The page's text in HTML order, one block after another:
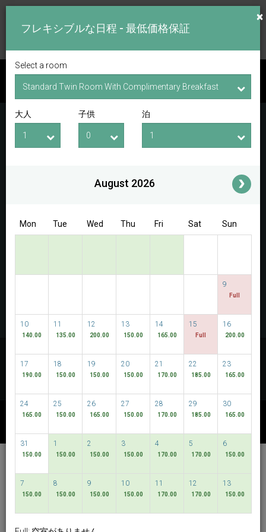
空室を探索
チェックイン日 チェックアウト日
Access/Discount Code
最低価格を探す
フレキシブルな日程
Hotel Bencoolen @
Bencoolen Street
日本語 SGD
×
フレキシブルな日程 - 最低価格保証
Select a room
大人 子供 泊
August 2026
Mon Tue Wed Thu Fri Sat Sun
9
Full
10
140.00
11
135.00
12
200.00
13
150.00
14
165.00
15
Full
16
200.00
17
190.00
18
150.00
19
150.00
20
150.00
21
170.00
22
185.00
23
165.00
24
165.00
25
150.00
26
165.00
27
150.00
28
170.00
29
185.00
30
165.00
31
150.00
1
150.00
2
150.00
3
150.00
4
170.00
5
170.00
6
150.00
7
150.00
8
150.00
9
150.00
10
150.00
11
170.00
12
170.00
13
150.00